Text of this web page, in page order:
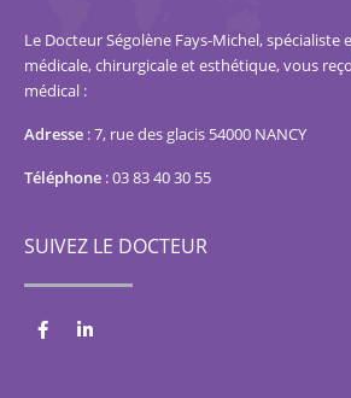
Le Docteur Ségolène Fays-Michel, spécialiste
médicale, chirurgicale et esthétique, vous
médical :
Adresse :7, rue des glacis 54000 NANCY
Téléphone :03 83 40 30 55
SUIVEZ LE DOCTEUR